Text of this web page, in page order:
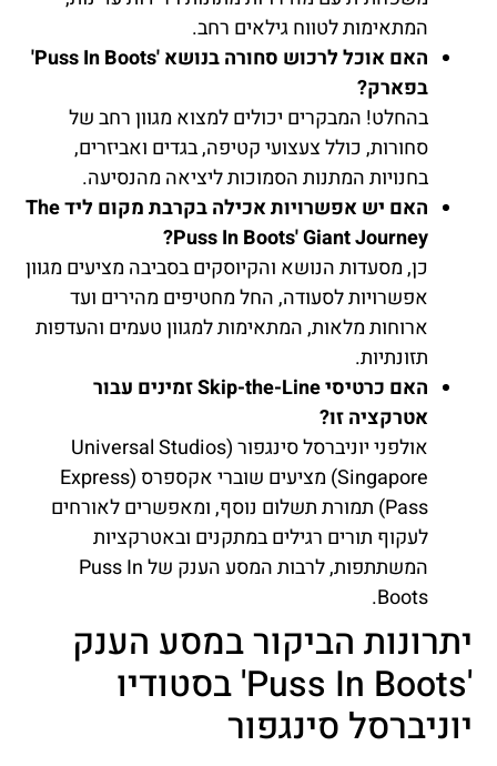
המתאימות לטווח גילאים רחב.
האם אוכל לרכוש סחורה בנושא 'Puss In Boots'
בפארק?
בהחלט! המבקרים יכולים למצוא מגוון רחב של
סחורות, כולל צעצועי קטיפה, בגדים ואביזרים,
בחנויות המתנות הסמוכות ליציאה מהנסיעה.
האם יש אפשרויות אכילה בקרבת מקום ליד The
Puss In Boots' Giant Journey?
כן, מסעדות הנושא והקיוסקים בסביבה מציעים מגוון
אפשרויות לסעודה, החל מחטיפים מהירים ועד
ארוחות מלאות, המתאימות למגוון טעמים והעדפות
תזונתיות.
האם כרטיסי Skip-the-Line זמינים עבור
אטרקציה זו?
אולפני יוניברסל סינגפור (Universal Studios
Singapore) מציעים שוברי אקספרס (Express
Pass) תמורת תשלום נוסף, ומאפשרים לאורחים
לעקוף תורים רגילים במתקנים ובאטרקציות
המשתתפות, לרבות המסע הענק של Puss In
Boots.
יתרונות הביקור במסע הענק
'Puss In Boots' בסטודיו
יוניברסל סינגפור